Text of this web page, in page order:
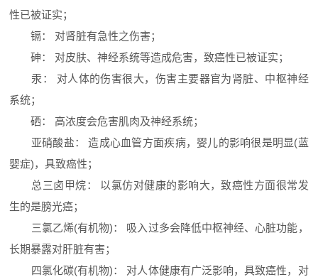
性已被证实；
镉： 对肾脏有急性之伤害；
砷： 对皮肤、神经系统等造成危害，致癌性已被证实；
汞： 对人体的伤害很大，伤害主要器官为肾脏、中枢神经
系统；
硒： 高浓度会危害肌肉及神经系统；
亚硝酸盐： 造成心血管方面疾病，婴儿的影响很是明显(蓝
婴症)，具致癌性；
总三卤甲烷： 以氯仿对健康的影响大，致癌性方面很常发
生的是膀光癌；
三氯乙烯(有机物)： 吸入过多会降低中枢神经、心脏功能，
长期暴露对肝脏有害；
四氯化碳(有机物)： 对人体健康有广泛影响，具致癌性，对